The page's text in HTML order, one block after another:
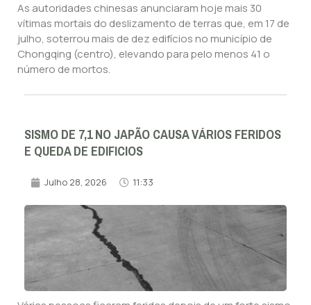
As autoridades chinesas anunciaram hoje mais 30
vítimas mortais do deslizamento de terras que, em 17 de
julho, soterrou mais de dez edifícios no município de
Chongqing (centro), elevando para pelo menos 41 o
número de mortos.
SISMO DE 7,1 NO JAPÃO CAUSA VÁRIOS FERIDOS
E QUEDA DE EDIFICIOS
Julho 28, 2026 11:33